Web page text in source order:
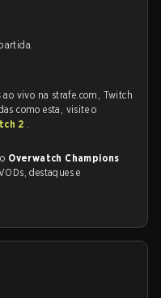
ao vivo na strafe.com, Twitch
como esta, visite o
2 .
Overwatch Champions
destaques e